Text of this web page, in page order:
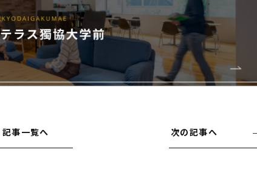
記事一覧へ 次の記事へ